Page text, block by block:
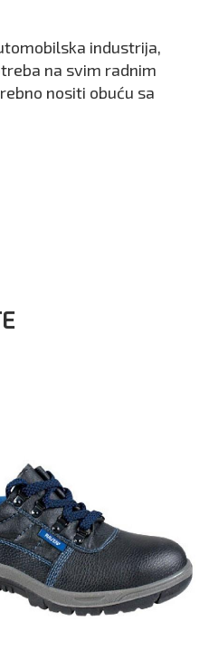
industrija,
na svim radnim
nositi obuću sa